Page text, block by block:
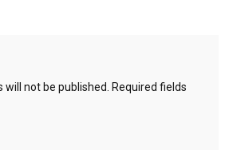
not be published.
Required fields